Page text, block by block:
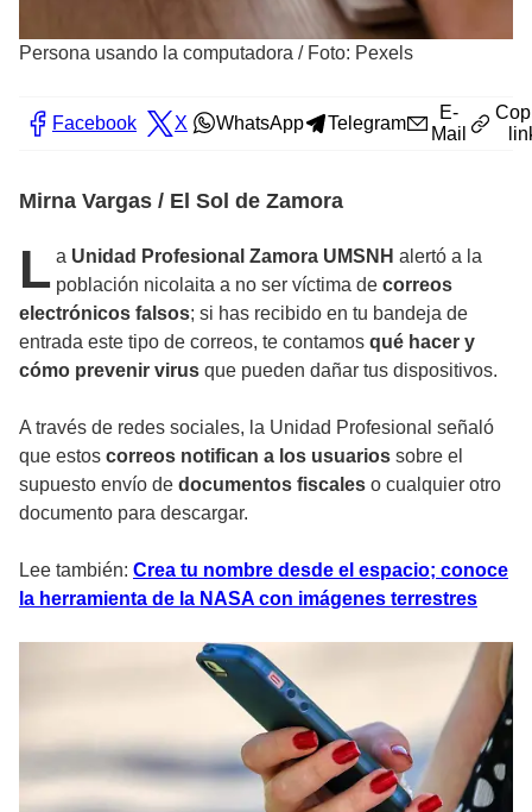
Persona usando la computadora / Foto: Pexels
Facebook X WhatsApp Telegram
E-
Mail
Mirna Vargas / El Sol de Zamora
L a Unidad Profesional Zamora UMSNH alertó a la
población nicolaita a no ser víctima de correos
electrónicos falsos; si has recibido en tu bandeja de
entrada este tipo de correos, te contamos qué hacer y
cómo prevenir virus que pueden dañar tus dispositivos.
A través de redes sociales, la Unidad Profesional señaló
que estos correos notifican a los usuarios sobre el
supuesto envío de documentos fiscales o cualquier otro
documento para descargar.
Lee también: Crea tu nombre desde el espacio; conoce
la herramienta de la NASA con imágenes terrestres